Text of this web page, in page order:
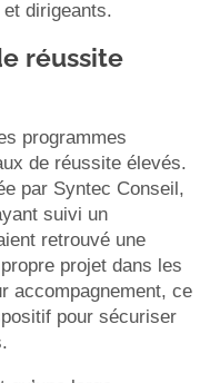
dirigeants.
réussite
programmes
de réussite élevés.
par Syntec Conseil,
suivi un
retrouvé une
projet dans les
accompagnement, ce
pour sécuriser